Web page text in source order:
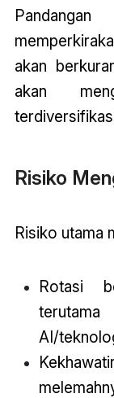
akan
akan
Risiko
Risiko utama
Rotasi
AI/